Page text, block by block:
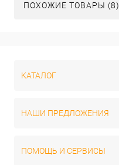
ПОХОЖИЕ ТОВАРЫ (8)
КАТАЛОГ
НАШИ ПРЕДЛОЖЕНИЯ
ПОМОЩЬ И СЕРВИСЫ